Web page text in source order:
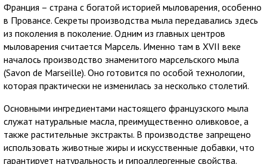
Франция – страна с богатой историей мыловарения, особенно
в Провансе. Секреты производства мыла передавались здесь
из поколения в поколение. Одним из главных центров
мыловарения считается Марсель. Именно там в XVII веке
началось производство знаменитого марсельского мыла
(Savon de Marseille). Оно готовится по особой технологии,
которая практически не изменилась за несколько столетий.
Основными ингредиентами настоящего французского мыла
служат натуральные масла, преимущественно оливковое, а
также растительные экстракты. В производстве запрещено
использовать животные жиры и искусственные добавки, что
гарантирует натуральность и гипоаллергенные свойства.